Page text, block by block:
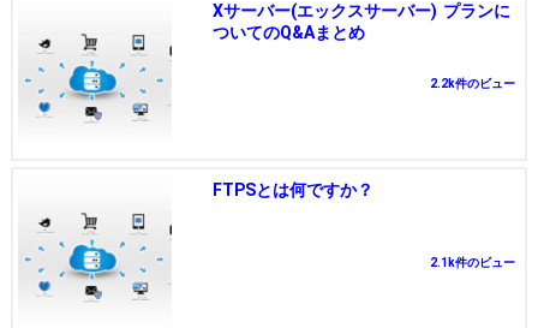
Xサーバー(エックスサーバー) プランに
ついてのQ&Aまとめ
2.2k件のビュー
FTPSとは何ですか？
2.1k件のビュー